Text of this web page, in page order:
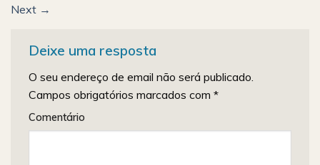
Next →
Deixe uma resposta
O seu endereço de email não será publicado.
Campos obrigatórios marcados com *
Comentário